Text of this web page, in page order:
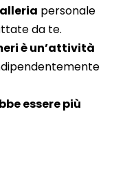
personale
da te.
è un’attività
essere più